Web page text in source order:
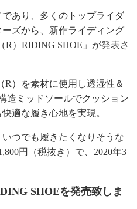
あり、多くのトップライダ
ズから、新作ライディング
R）RIDING SHOE」が発表さ
）を素材に使用し透湿性＆
造ミッドソールでクッション
適な履き心地を実現。
つでも履きたくなりそうな
円（税抜き）で、2020年3
SHOEを発売致しま